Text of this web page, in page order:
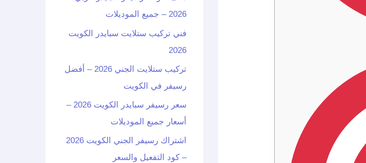
2026 – جميع الموديلات
فني تركيب ستلايت سبايدر الكويت
2026
تركيب ستلايت الجني 2026 – أفضل
رسيفر في الكويت
سعر رسيفر سبايدر الكويت 2026 –
أسعار جميع الموديلات
اشتراك رسيفر الجني الكويت 2026
– كود التفعيل والسعر